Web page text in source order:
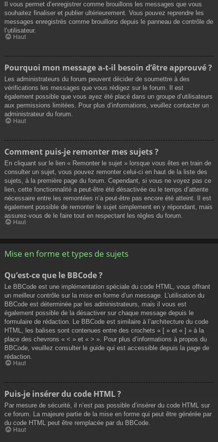
Il vous permet d’enregistrer comme brouillons les messages que vous
souhaitez finaliser et publier ultérieurement. Vous pouvez reprendre les
messages enregistrés comme brouillons depuis le panneau de contrôle de
l’utilisateur.
Haut
Pourquoi mon message a-t-il besoin d’être approuvé ?
Les administrateurs du forum peuvent décider de soumettre à des
vérifications les messages que vous rédigez sur le forum. Il est
également possible que vous ayez été placé dans un groupe d’utilisateurs
aux permissions limitées. Pour plus d’informations, veuillez contacter un
administrateur du forum.
Haut
Comment puis-je remonter mes sujets ?
En cliquant sur le lien « Remonter le sujet » lorsque vous êtes en train de
consulter un sujet, vous pouvez remonter celui-ci en haut de la liste des
sujets, à la première page du forum. Cependant, si vous ne voyez pas ce
lien, cette fonctionnalité a peut-être été désactivée ou le temps d’attente
nécessaire entre les remontées n’a peut-être pas encore été atteint. Il est
également possible de remonter le sujet simplement en y répondant, mais
assurez-vous de le faire tout en respectant les règles du forum.
Haut
Mise en forme et types de sujets
Qu’est-ce que le BBCode ?
Le BBCode est une implémentation spéciale du code HTML, vous offrant
un meilleur contrôle sur la mise en forme d’un message. L’utilisation du
BBCode est déterminée par les administrateurs, mais il vous est
également possible de la désactiver sur chaque message depuis le
formulaire de rédaction. Le BBCode est similaire à l’architecture du code
HTML, les balises sont contenues entre des crochets « [ » et « ] » à la
place des chevrons « < » et « > ». Pour plus d’informations à propos du
BBCode, veuillez consulter le guide qui est accessible depuis la page de
rédaction.
Haut
Puis-je insérer du code HTML ?
Par mesure de sécurité, il n’est pas possible d’insérer du code HTML sur
ce forum. La majeure partie de la mise en forme qui peut être générée par
du code HTML peut être remplacée par du BBCode.
Haut